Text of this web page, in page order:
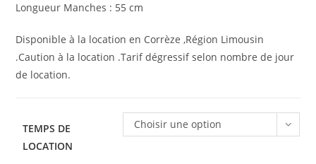
Longueur Manches : 55 cm
Disponible à la location en Corrèze ,Région Limousin
.Caution à la location .Tarif dégressif selon nombre de jour
de location.
TEMPS DE
LOCATION
Choisir une option